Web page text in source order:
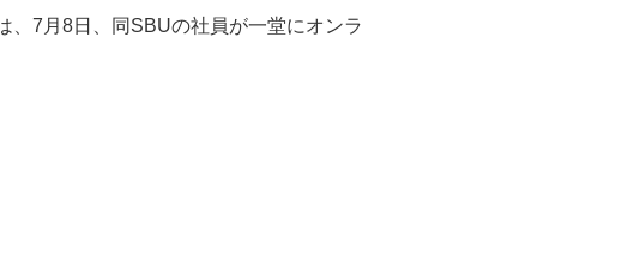
、7月8日、同SBUの社員が一堂にオンラ